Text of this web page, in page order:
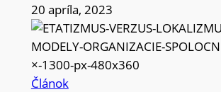
20 apríla, 2023
Článok